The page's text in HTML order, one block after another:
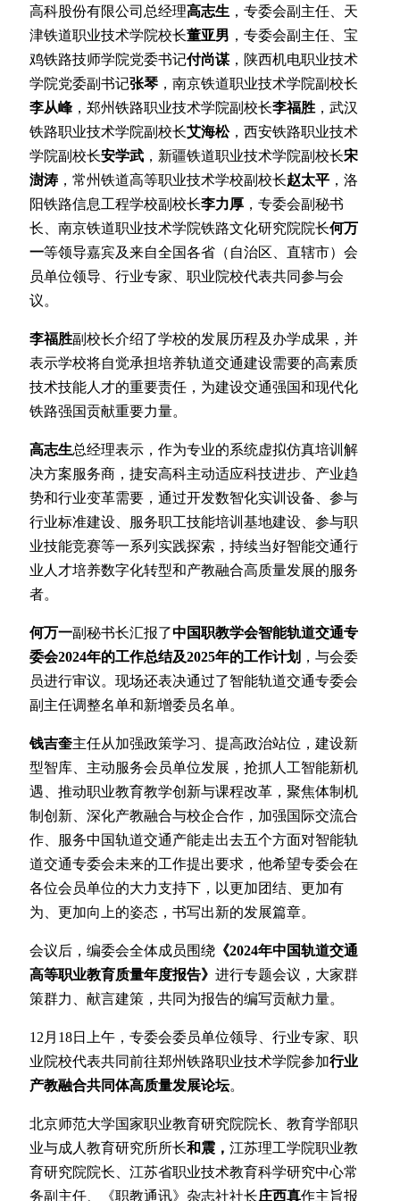
高科股份有限公司总经理高志生 ，专委会副主任、天
津铁道职业技术学院校长董亚男 ，专委会副主任、宝
鸡铁路技师学院党委书记付尚谋，陕西机电职业技术
学院党委副书记张琴 ，南京铁道职业技术学院副校长
李从峰，郑州铁路职业技术学院副校长李福胜 ，武汉
铁路职业技术学院副校长艾海松，西安铁路职业技术
学院副校长安学武 ，新疆铁道职业技术学院副校长宋
澍涛，常州铁道高等职业技术学校副校长赵太平 ，洛
阳铁路信息工程学校副校长李力厚 ，专委会副秘书
长、南京铁道职业技术学院铁路文化研究院院长何万
一等领导嘉宾及来自全国各省（自治区、直辖市）会
员单位领导、行业专家、职业院校代表共同参与会
议。
李福胜副校长介绍了学校的发展历程及办学成果，并
表示学校将自觉承担培养轨道交通建设需要的高素质
技术技能人才的重要责任，为建设交通强国和现代化
铁路强国贡献重要力量。
高志生总经理表示，作为专业的系统虚拟仿真培训解
决方案服务商，捷安高科主动适应科技进步、产业趋
势和行业变革需要，通过开发数智化实训设备、参与
行业标准建设、服务职工技能培训基地建设、参与职
业技能竞赛等一系列实践探索，持续当好智能交通行
业人才培养数字化转型和产教融合高质量发展的服务
者。
何万一副秘书长汇报了中国职教学会智能轨道交通专
委会2024年的工作总结及2025年的工作计划 ，与会委
员进行审议。现场还表决通过了智能轨道交通专委会
副主任调整名单和新增委员名单。
钱吉奎主任从加强政策学习、提高政治站位，建设新
型智库、主动服务会员单位发展，抢抓人工智能新机
遇、推动职业教育教学创新与课程改革，聚焦体制机
制创新、深化产教融合与校企合作，加强国际交流合
作、服务中国轨道交通产能走出去五个方面对智能轨
道交通专委会未来的工作提出要求，他希望专委会在
各位会员单位的大力支持下，以更加团结、更加有
为、更加向上的姿态，书写出新的发展篇章。
会议后，编委会全体成员围绕 《2024年中国轨道交通
高等职业教育质量年度报告》 进行专题会议，大家群
策群力、献言建策，共同为报告的编写贡献力量。
12月18日上午，专委会委员单位领导、行业专家、职
业院校代表共同前往郑州铁路职业技术学院参加行业
产教融合共同体高质量发展论坛。
北京师范大学国家职业教育研究院院长、教育学部职
业与成人教育研究所所长和震， 江苏理工学院职业教
育研究院院长、江苏省职业技术教育科学研究中心常
务副主任、《职教通讯》杂志社社长庄西真作主旨报